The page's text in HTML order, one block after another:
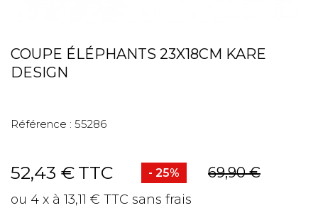
COUPE ÉLÉPHANTS 23X18CM KARE
DESIGN
Référence : 55286
52,43 € TTC - 25% 69,90 €
ou 4 x à 13,11 € TTC sans frais